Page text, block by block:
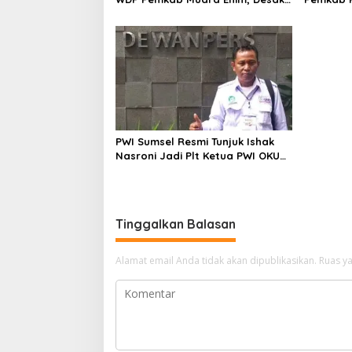
PWI Sumsel Resmi Tunjuk Ishak
Nasroni Jadi Plt Ketua PWI OKU
Tinggalkan Balasan
Alamat email Anda tidak akan dipublikasikan. Ruas